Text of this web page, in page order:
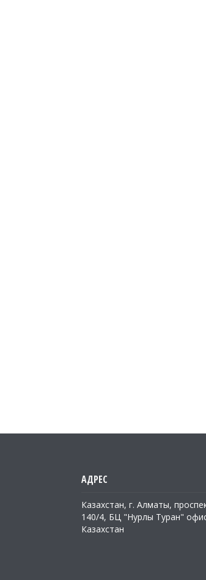
Казахстан, г. Алматы,
140/4, БЦ "Нурлы Туран"
Казахстан